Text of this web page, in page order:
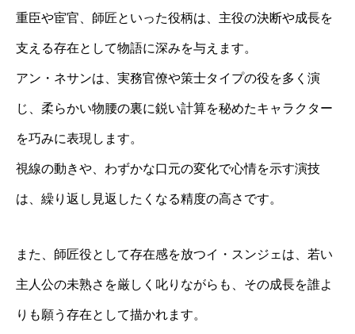
重臣や宦官、師匠といった役柄は、主役の決断や成長を
支える存在として物語に深みを与えます。
アン・ネサンは、実務官僚や策士タイプの役を多く演
じ、柔らかい物腰の裏に鋭い計算を秘めたキャラクター
を巧みに表現します。
視線の動きや、わずかな口元の変化で心情を示す演技
は、繰り返し見返したくなる精度の高さです。
また、師匠役として存在感を放つイ・スンジェは、若い
主人公の未熟さを厳しく叱りながらも、その成長を誰よ
りも願う存在として描かれます。